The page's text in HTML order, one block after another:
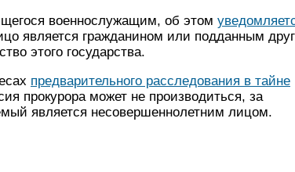
военнослужа­щим, об этом
является гражданином или подданным
этого государства.
предварительного расследования в тайне
прокурора может не производиться, за
является несовершеннолетним лицом.